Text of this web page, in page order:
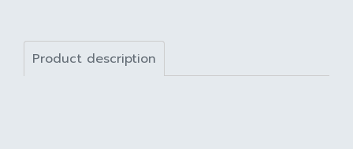
Product description